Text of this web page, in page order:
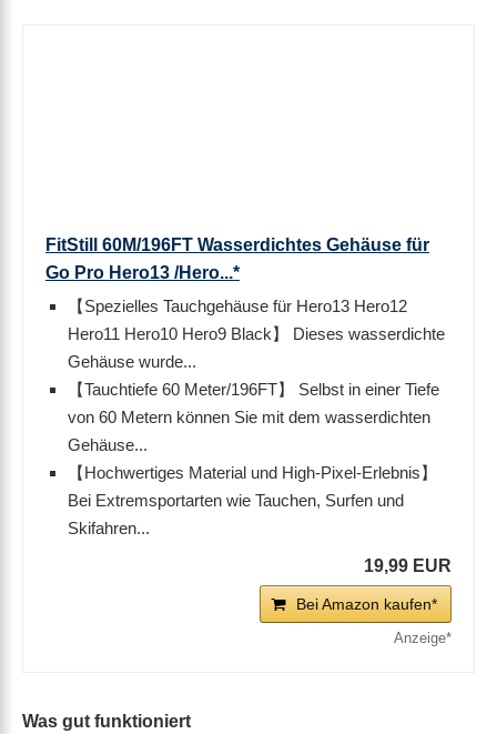
FitStill 60M/196FT Wasserdichtes Gehäuse für
Go Pro Hero13 /Hero...*
【Spezielles Tauchgehäuse für Hero13 Hero12
Hero11 Hero10 Hero9 Black】 Dieses wasserdichte
Gehäuse wurde...
【Tauchtiefe 60 Meter/196FT】 Selbst in einer Tiefe
von 60 Metern können Sie mit dem wasserdichten
Gehäuse...
【Hochwertiges Material und High-Pixel-Erlebnis】
Bei Extremsportarten wie Tauchen, Surfen und
Skifahren...
19,99 EUR
Bei Amazon kaufen*
Was gut funktioniert